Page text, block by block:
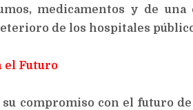
medicamentos y de una
de los hospitales
el Futuro
compromiso con el futuro